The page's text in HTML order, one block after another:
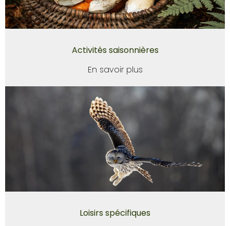
Activités saisonnières
En savoir plus
Loisirs spécifiques